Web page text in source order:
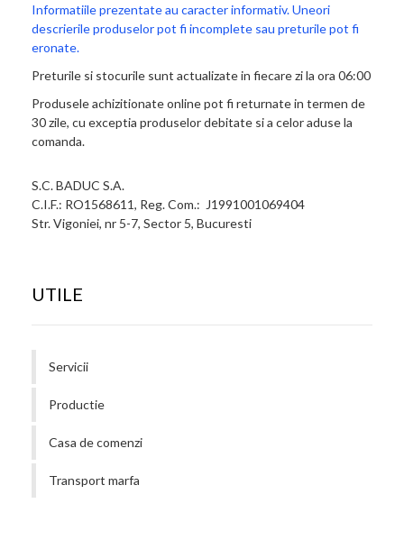
Informatiile prezentate au caracter informativ. Uneori
descrierile produselor pot fi incomplete sau preturile pot fi
eronate.
Preturile si stocurile sunt actualizate in fiecare zi la ora 06:00
Produsele achizitionate online pot fi returnate in termen de
30 zile, cu exceptia produselor debitate si a celor aduse la
comanda.
S.C. BADUC S.A.
C.I.F.: RO1568611, Reg. Com.: J1991001069404
Str. Vigoniei, nr 5-7, Sector 5, Bucuresti
UTILE
Servicii
Productie
Casa de comenzi
Transport marfa